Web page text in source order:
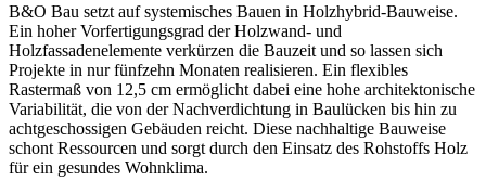
B&O Bau setzt auf systemisches Bauen in Holzhybrid-Bauweise.
Ein hoher Vorfertigungsgrad der Holzwand- und
Holzfassadenelemente verkürzen die Bauzeit und so lassen sich
Projekte in nur fünfzehn Monaten realisieren. Ein flexibles
Rastermaß von 12,5 cm ermöglicht dabei eine hohe architektonische
Variabilität, die von der Nachverdichtung in Baulücken bis hin zu
achtgeschossigen Gebäuden reicht. Diese nachhaltige Bauweise
schont Ressourcen und sorgt durch den Einsatz des Rohstoffs Holz
für ein gesundes Wohnklima.